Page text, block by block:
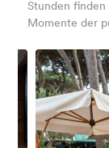
Stunden finden
Momente der